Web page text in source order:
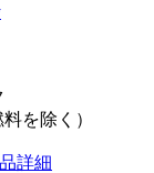
を除く）
詳細